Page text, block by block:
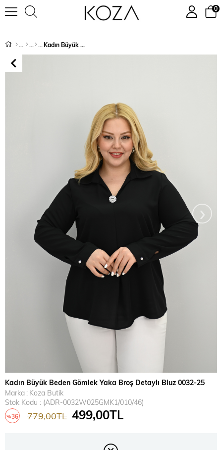
0
Kadın Büyük Beden Gömlek Yaka Broş Detaylı Bluz 0032-25
›
Kadın Büyük Beden Gömlek Yaka Broş Detaylı Bluz 0032-25
Marka : Koza Butik
Stok Kodu
(ADR-0032W025GMK1/010/46)
%36 779,00TL 499,00TL